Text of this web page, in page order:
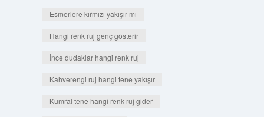
Esmerlere kırmızı yakışır mı
Hangi renk ruj genç gösterir
İnce dudaklar hangi renk ruj
Kahverengi ruj hangi tene yakışır
Kumral tene hangi renk ruj gider